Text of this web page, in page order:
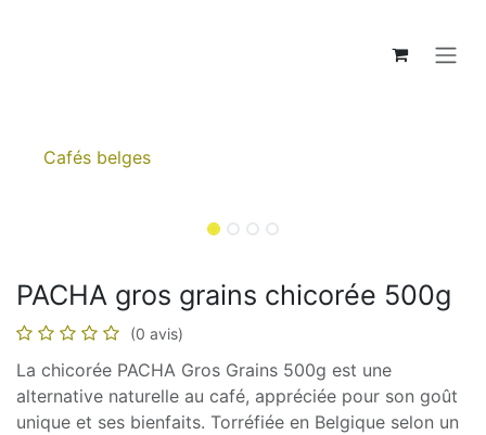
Cafés belges
PACHA gros grains chicorée 500g
(0 avis)
La chicorée PACHA Gros Grains 500g est une
alternative naturelle au café, appréciée pour son goût
unique et ses bienfaits. Torréfiée en Belgique selon un